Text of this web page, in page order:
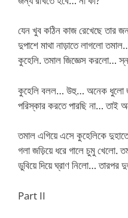
যেন খুব কঠিন কাজ রেখেছে তার
দুপাশে মাথা নাড়াতে লাগলো
কুহেলি. তমাল জিজ্ঞেস করলো…
কুহেলি বলল… উহু… অনেক ধুলো
পরিস্কার করতে পারছি না… তাই
তমাল এগিয়ে এসে কুহেলিকে
গলা জড়িয়ে ধরে গালে চুমু খেলো.
ডুবিয়ে দিয়ে ঘ্রাণ নিলো…
Part II